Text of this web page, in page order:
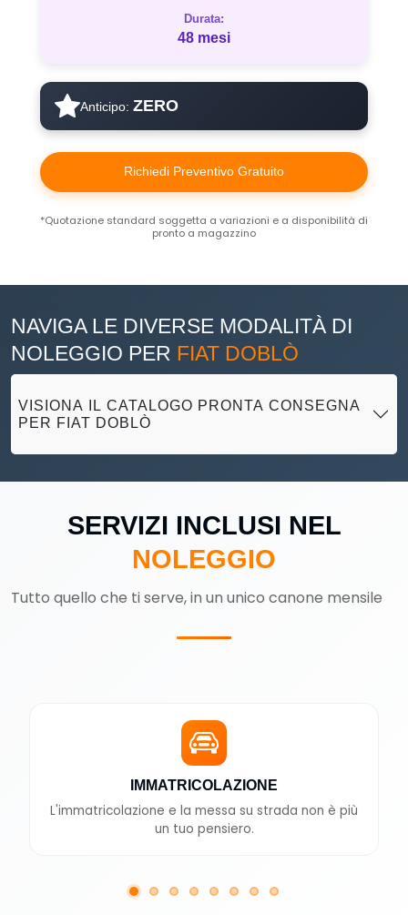
Durata:
48 mesi
Anticipo: ZERO
Richiedi Preventivo Gratuito
*Quotazione standard soggetta a variazioni e a disponibilità di
pronto a magazzino
NAVIGA LE DIVERSE MODALITÀ DI
NOLEGGIO PER FIAT DOBLÒ
VISIONA IL CATALOGO PRONTA CONSEGNA
PER FIAT DOBLÒ
SERVIZI INCLUSI NEL
NOLEGGIO
Tutto quello che ti serve, in un unico canone mensile
IMMATRICOLAZIONE
L'immatricolazione e la messa su strada non è più
un tuo pensiero.